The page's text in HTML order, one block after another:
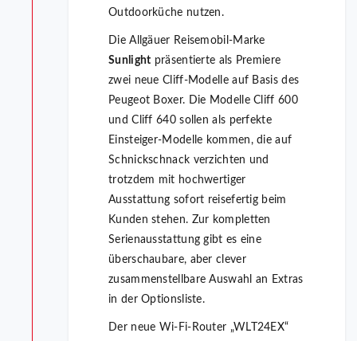
Outdoorküche nutzen.
Die Allgäuer Reisemobil-Marke
Sunlight präsentierte als Premiere
zwei neue Cliff-Modelle auf Basis des
Peugeot Boxer. Die Modelle Cliff 600
und Cliff 640 sollen als perfekte
Einsteiger-Modelle kommen, die auf
Schnickschnack verzichten und
trotzdem mit hochwertiger
Ausstattung sofort reisefertig beim
Kunden stehen. Zur kompletten
Serienausstattung gibt es eine
überschaubare, aber clever
zusammenstellbare Auswahl an Extras
in der Optionsliste.
Der neue Wi-Fi-Router „WLT24EX“